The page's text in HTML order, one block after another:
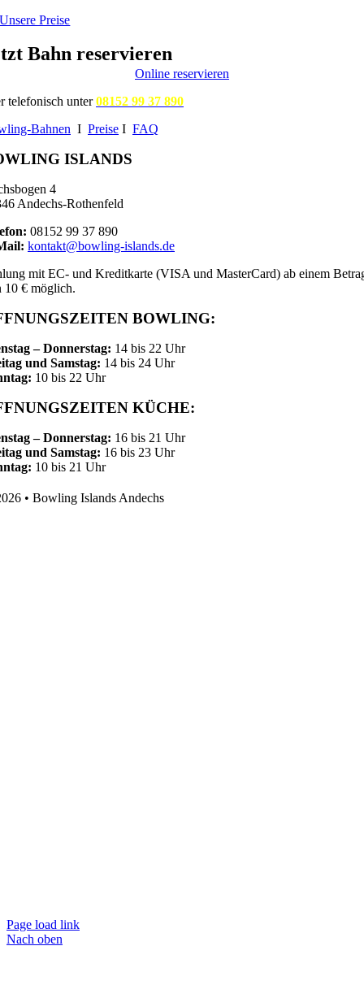
Unsere Preise
Bahn reservieren
Online reservieren
telefonisch unter08152 99 37 890
Bahnen I Preise I FAQ
ISLANDS
4
Andechs-Rothenfeld
08152 99 37 890
kontakt@bowling-islands.de
mit EC- und Kreditkarte (VISA und MasterCard) ab einem
10 € möglich.
BOWLING:
– Donnerstag: 14 bis 22 Uhr
und Samstag: 14 bis 24 Uhr
10 bis 22 Uhr
KÜCHE:
– Donnerstag: 16 bis 21 Uhr
und Samstag: 16 bis 23 Uhr
10 bis 21 Uhr
• Bowling Islands Andechs
Page load link
Nach oben